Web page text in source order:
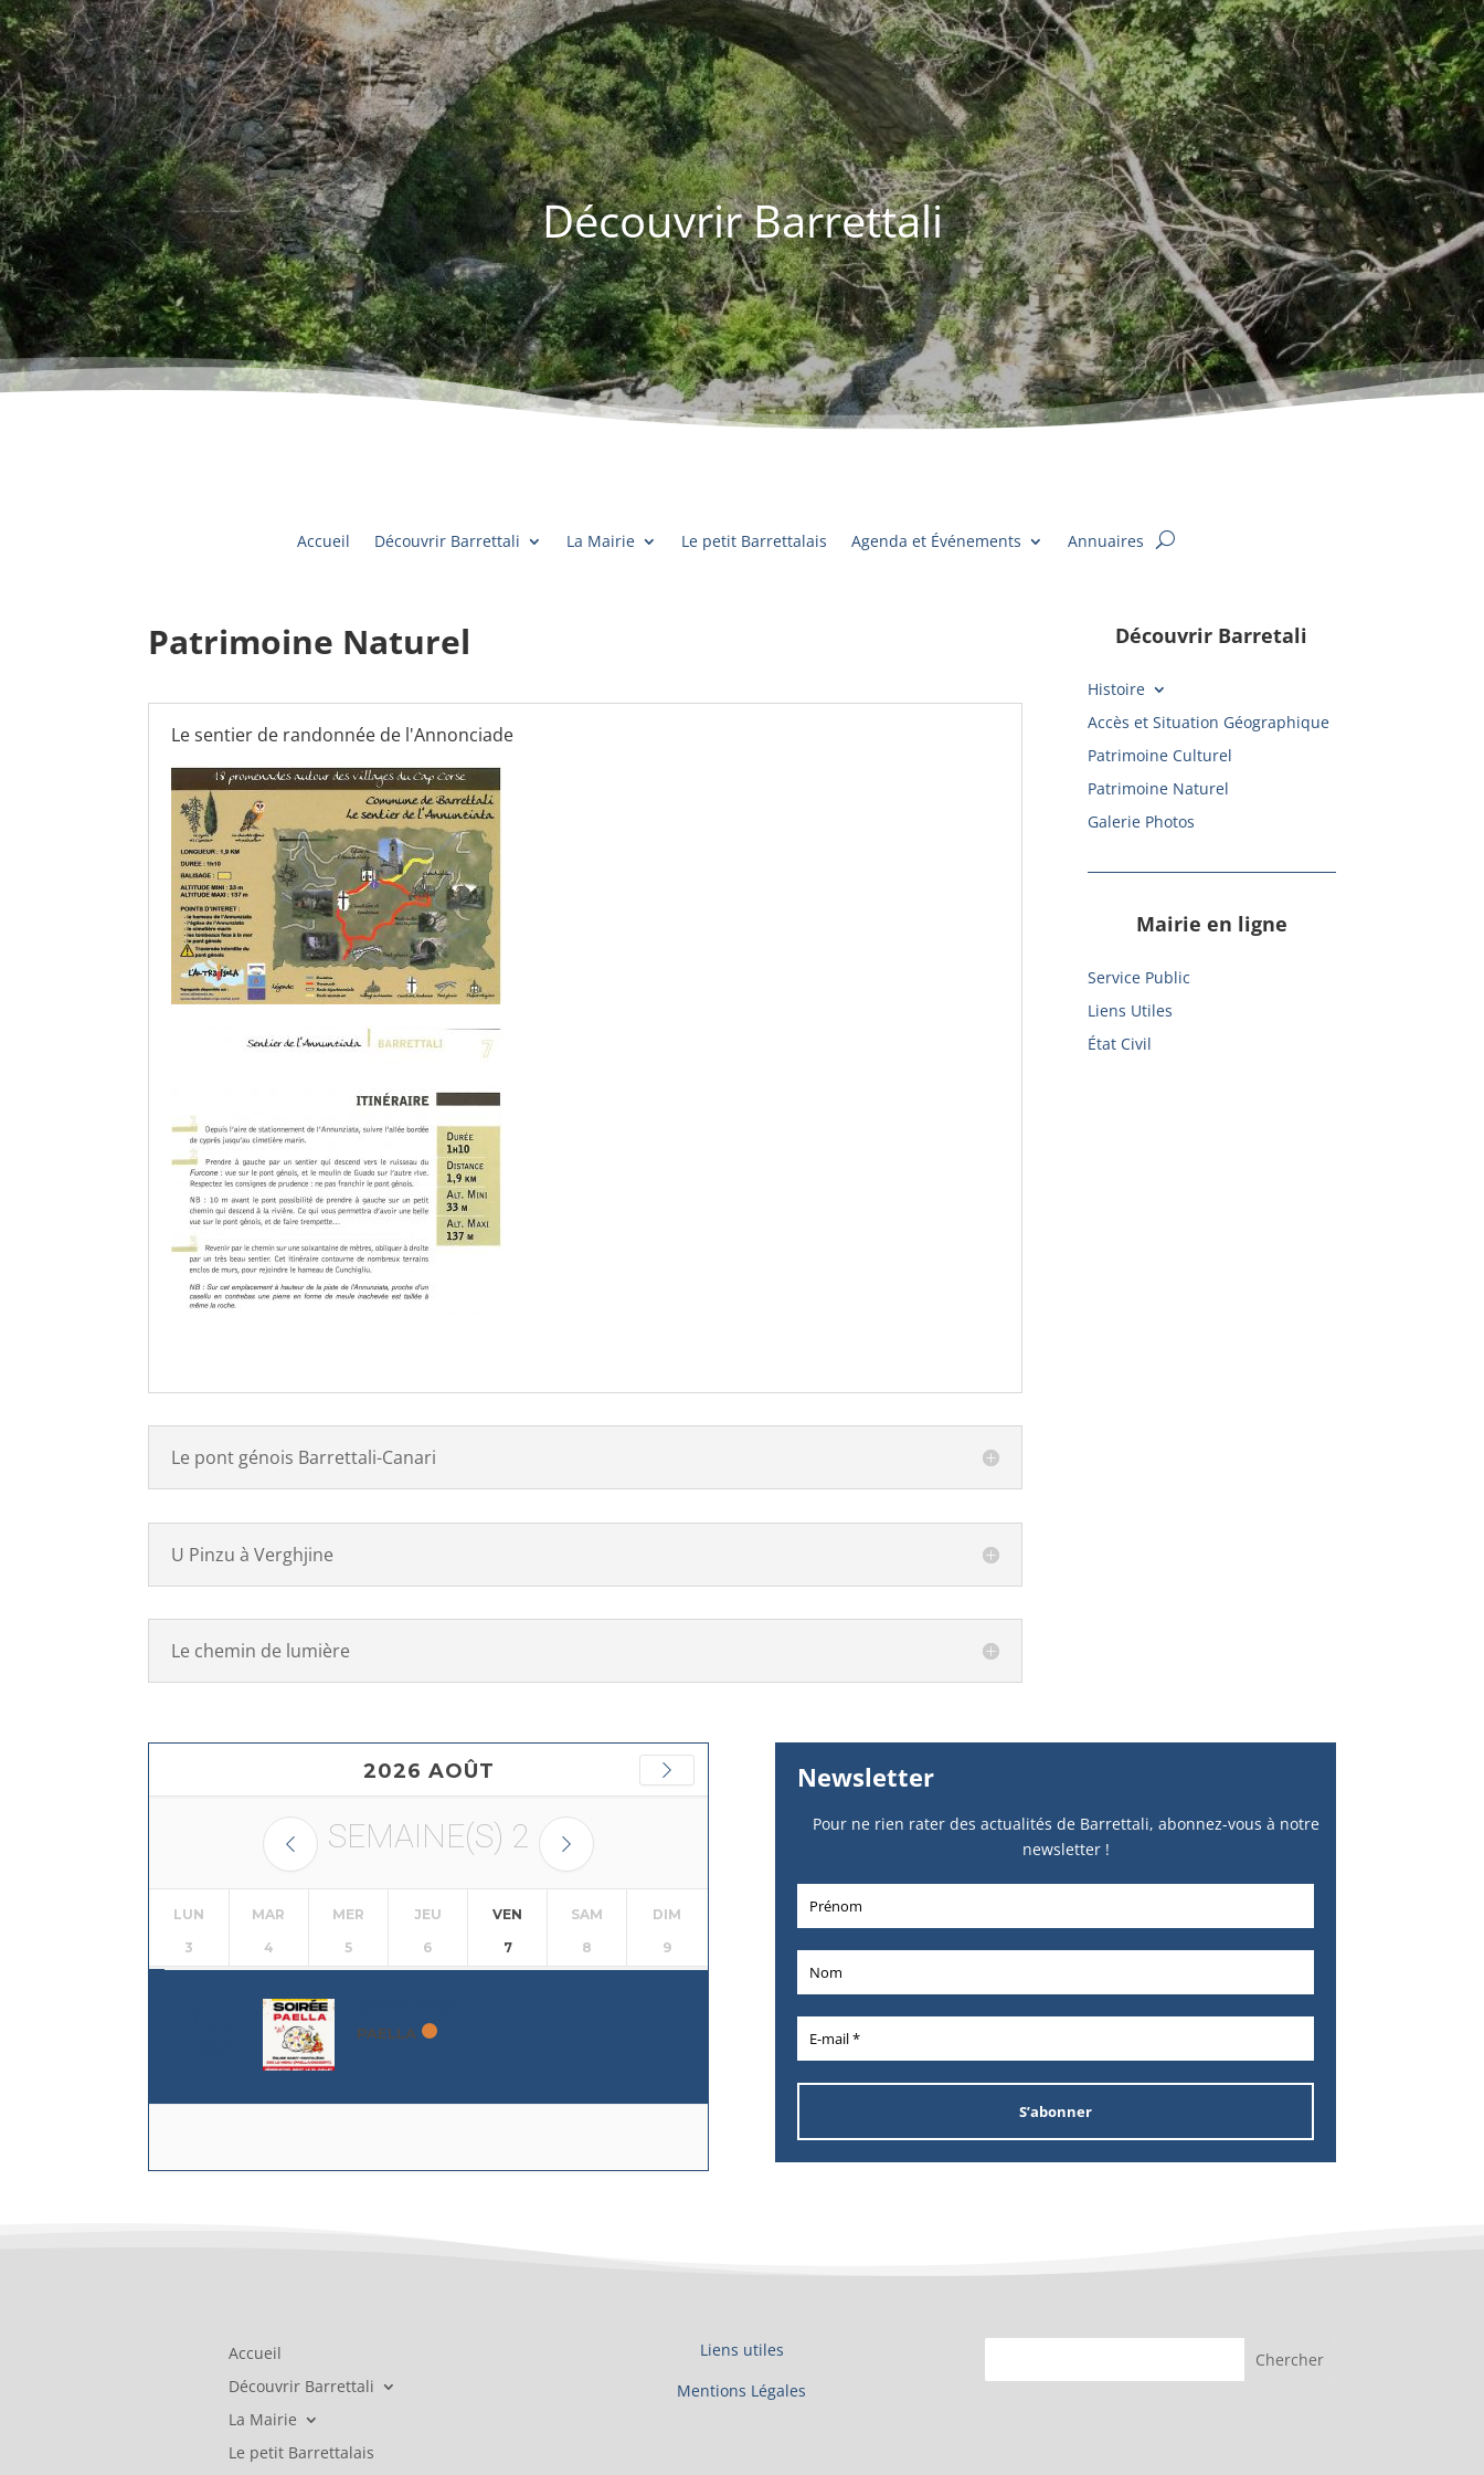
Découvrir Barrettali
Accueil Découvrir Barrettali La Mairie Le petit Barrettalais Agenda et Événements Annuaires
Patrimoine Naturel
Le sentier de randonnée de l'Annonciade
Le pont génois Barrettali-Canari
U Pinzu à Verghjine
Le chemin de lumière
Découvrir Barretali
Histoire
Accès et Situation Géographique
Patrimoine Culturel
Patrimoine Naturel
Galerie Photos
Mairie en ligne
Service Public
Liens Utiles
État Civil
2026 AOÛT
SEMAINE(S) 2
LUN
3
MAR
4
MER
5
JEU
6
VEN
7
SAM
8
DIM
9
PAELLA
Newsletter
Pour ne rien rater des actualités de Barrettali, abonnez-vous à notre
newsletter !
Accueil
Découvrir Barrettali
La Mairie
Le petit Barrettalais
Liens utiles
Mentions Légales